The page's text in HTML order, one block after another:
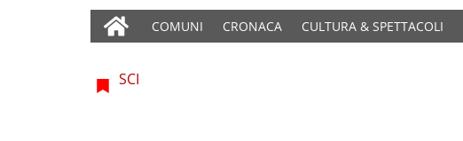
COMUNI CRONACA CULTURA & SPETTACOLI
SCI